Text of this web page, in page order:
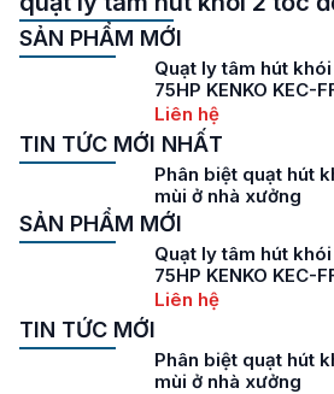
SẢN PHẨM MỚI
Quạt ly tâm hút
75HP KENKO KEC-
Liên hệ
TIN TỨC MỚI NHẤT
Phân biệt quạt hút
mùi ở nhà xưởng
SẢN PHẨM MỚI
Quạt ly tâm hút
75HP KENKO KEC-
Liên hệ
TIN TỨC MỚI
Phân biệt quạt hút
mùi ở nhà xưởng